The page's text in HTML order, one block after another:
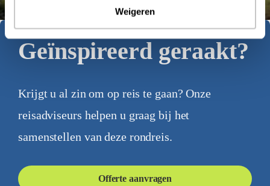
Weigeren
Geïnspireerd geraakt?
Krijgt u al zin om op reis te gaan? Onze
reisadviseurs helpen u graag bij het
samenstellen van deze rondreis.
Offerte aanvragen